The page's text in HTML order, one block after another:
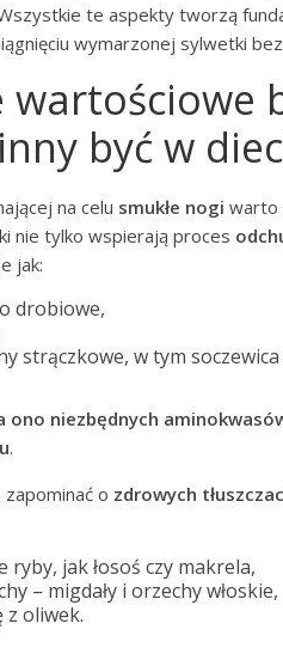
te aspekty tworzą
wymarzonej sylwetki
wartościowe
być w
na celu smukłe nogi warto
nie tylko wspierają proces
jak:
drobiowe,
strączkowe, w tym soczewica
ono niezbędnych
.
zapominać o zdrowych
ryby, jak łosoś czy makrela,
– migdały i orzechy włoskie,
z oliwek.